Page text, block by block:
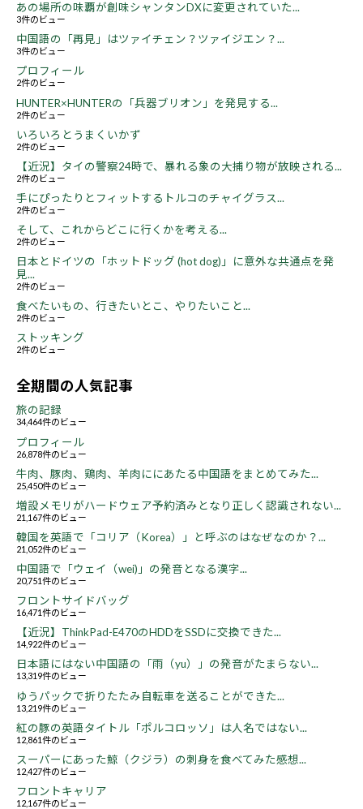
あの場所の味覇が創味シャンタンDXに変更されていた...
3件のビュー
中国語の「再見」はツァイチェン？ツァイジエン？...
3件のビュー
プロフィール
2件のビュー
HUNTER×HUNTERの「兵器ブリオン」を発見する...
2件のビュー
いろいろとうまくいかず
2件のビュー
【近況】タイの警察24時で、暴れる象の大捕り物が放映される...
2件のビュー
手にぴったりとフィットするトルコのチャイグラス...
2件のビュー
そして、これからどこに行くかを考える...
2件のビュー
日本とドイツの「ホットドッグ (hot dog)」に意外な共通点を発
見...
2件のビュー
食べたいもの、行きたいとこ、やりたいこと...
2件のビュー
ストッキング
2件のビュー
全期間の人気記事
旅の記録
34,464件のビュー
プロフィール
26,878件のビュー
牛肉、豚肉、鶏肉、羊肉ににあたる中国語をまとめてみた...
25,450件のビュー
増設メモリがハードウェア予約済みとなり正しく認識されない...
21,167件のビュー
韓国を英語で「コリア（Korea）」と呼ぶのはなぜなのか？...
21,052件のビュー
中国語で「ウェイ（wei)」の発音となる漢字...
20,751件のビュー
フロントサイドバッグ
16,471件のビュー
【近況】ThinkPad-E470のHDDをSSDに交換できた...
14,922件のビュー
日本語にはない中国語の「雨（yu）」の発音がたまらない...
13,319件のビュー
ゆうパックで折りたたみ自転車を送ることができた...
13,219件のビュー
紅の豚の英語タイトル「ポルコロッソ」は人名ではない...
12,861件のビュー
スーパーにあった鯨（クジラ）の刺身を食べてみた感想...
12,427件のビュー
フロントキャリア
12,167件のビュー